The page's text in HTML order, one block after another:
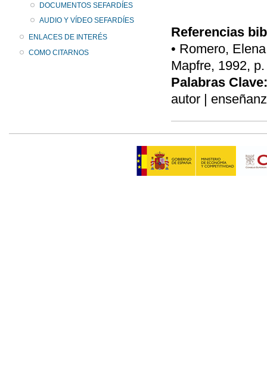
DOCUMENTOS SEFARDÍES
AUDIO Y VÍDEO SEFARDÍES
ENLACES DE INTERÉS
COMO CITARNOS
Referencias
• Romero,
Mapfre, 1992,
Palabras Clave:
autor |